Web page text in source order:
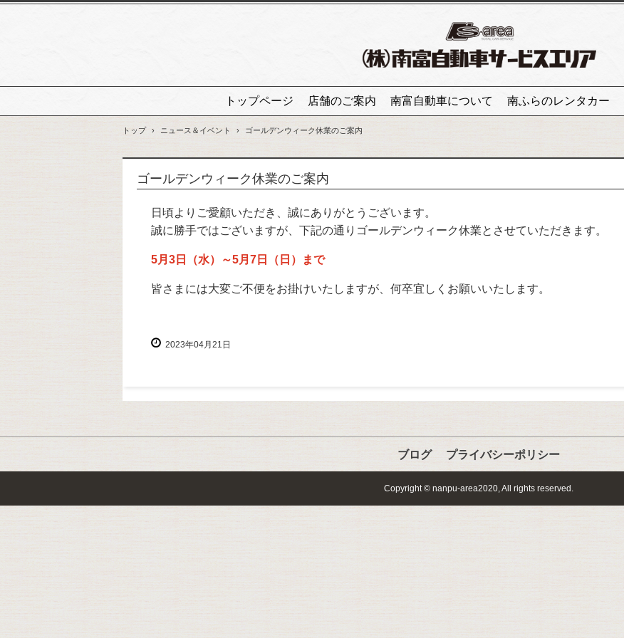
トップページ 店舗のご案内 南富自動車について 南ふらのレンタカー
トップ › ニュース＆イベント › ゴールデンウィーク休業のご案内
ゴールデンウィーク休業のご案内
日頃よりご愛顧いただき、誠にありがとうございます。
誠に勝手ではございますが、下記の通りゴールデンウィーク休業とさせていただきます。
5月3日（水）～5月7日（日）まで
皆さまには大変ご不便をお掛けいたしますが、何卒宜しくお願いいたします。
2023年04月21日
ブログ プライバシーポリシー
Copyright © nanpu-area2020, All rights reserved.